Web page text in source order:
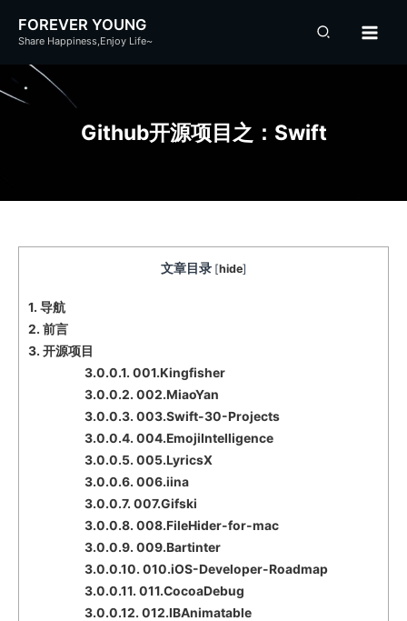
FOREVER YOUNG
Share Happiness,Enjoy Life~
Github开源项目之：Swift
文章目录 [hide]
1. 导航
2. 前言
3. 开源项目
3.0.0.1. 001.Kingfisher
3.0.0.2. 002.MiaoYan
3.0.0.3. 003.Swift-30-Projects
3.0.0.4. 004.EmojiIntelligence
3.0.0.5. 005.LyricsX
3.0.0.6. 006.iina
3.0.0.7. 007.Gifski
3.0.0.8. 008.FileHider-for-mac
3.0.0.9. 009.Bartinter
3.0.0.10. 010.iOS-Developer-Roadmap
3.0.0.11. 011.CocoaDebug
3.0.0.12. 012.IBAnimatable